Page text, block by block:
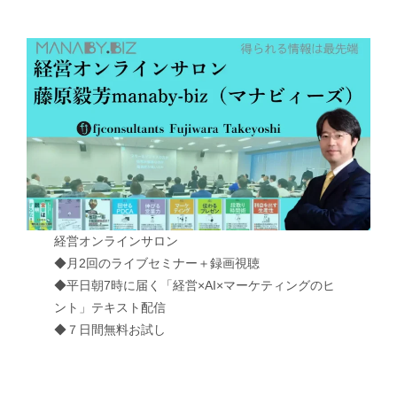
経営オンラインサロン
◆月2回のライブセミナー＋録画視聴
◆平日朝7時に届く「経営×AI×マーケティングのヒ
ント」テキスト配信
◆７日間無料お試し